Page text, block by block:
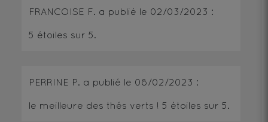
FRANCOISE F. a publié le 02/03/2023 :
5 étoiles sur 5.
PERRINE P. a publié le 08/02/2023 :
le meilleure des thés verts !5 étoiles sur 5.